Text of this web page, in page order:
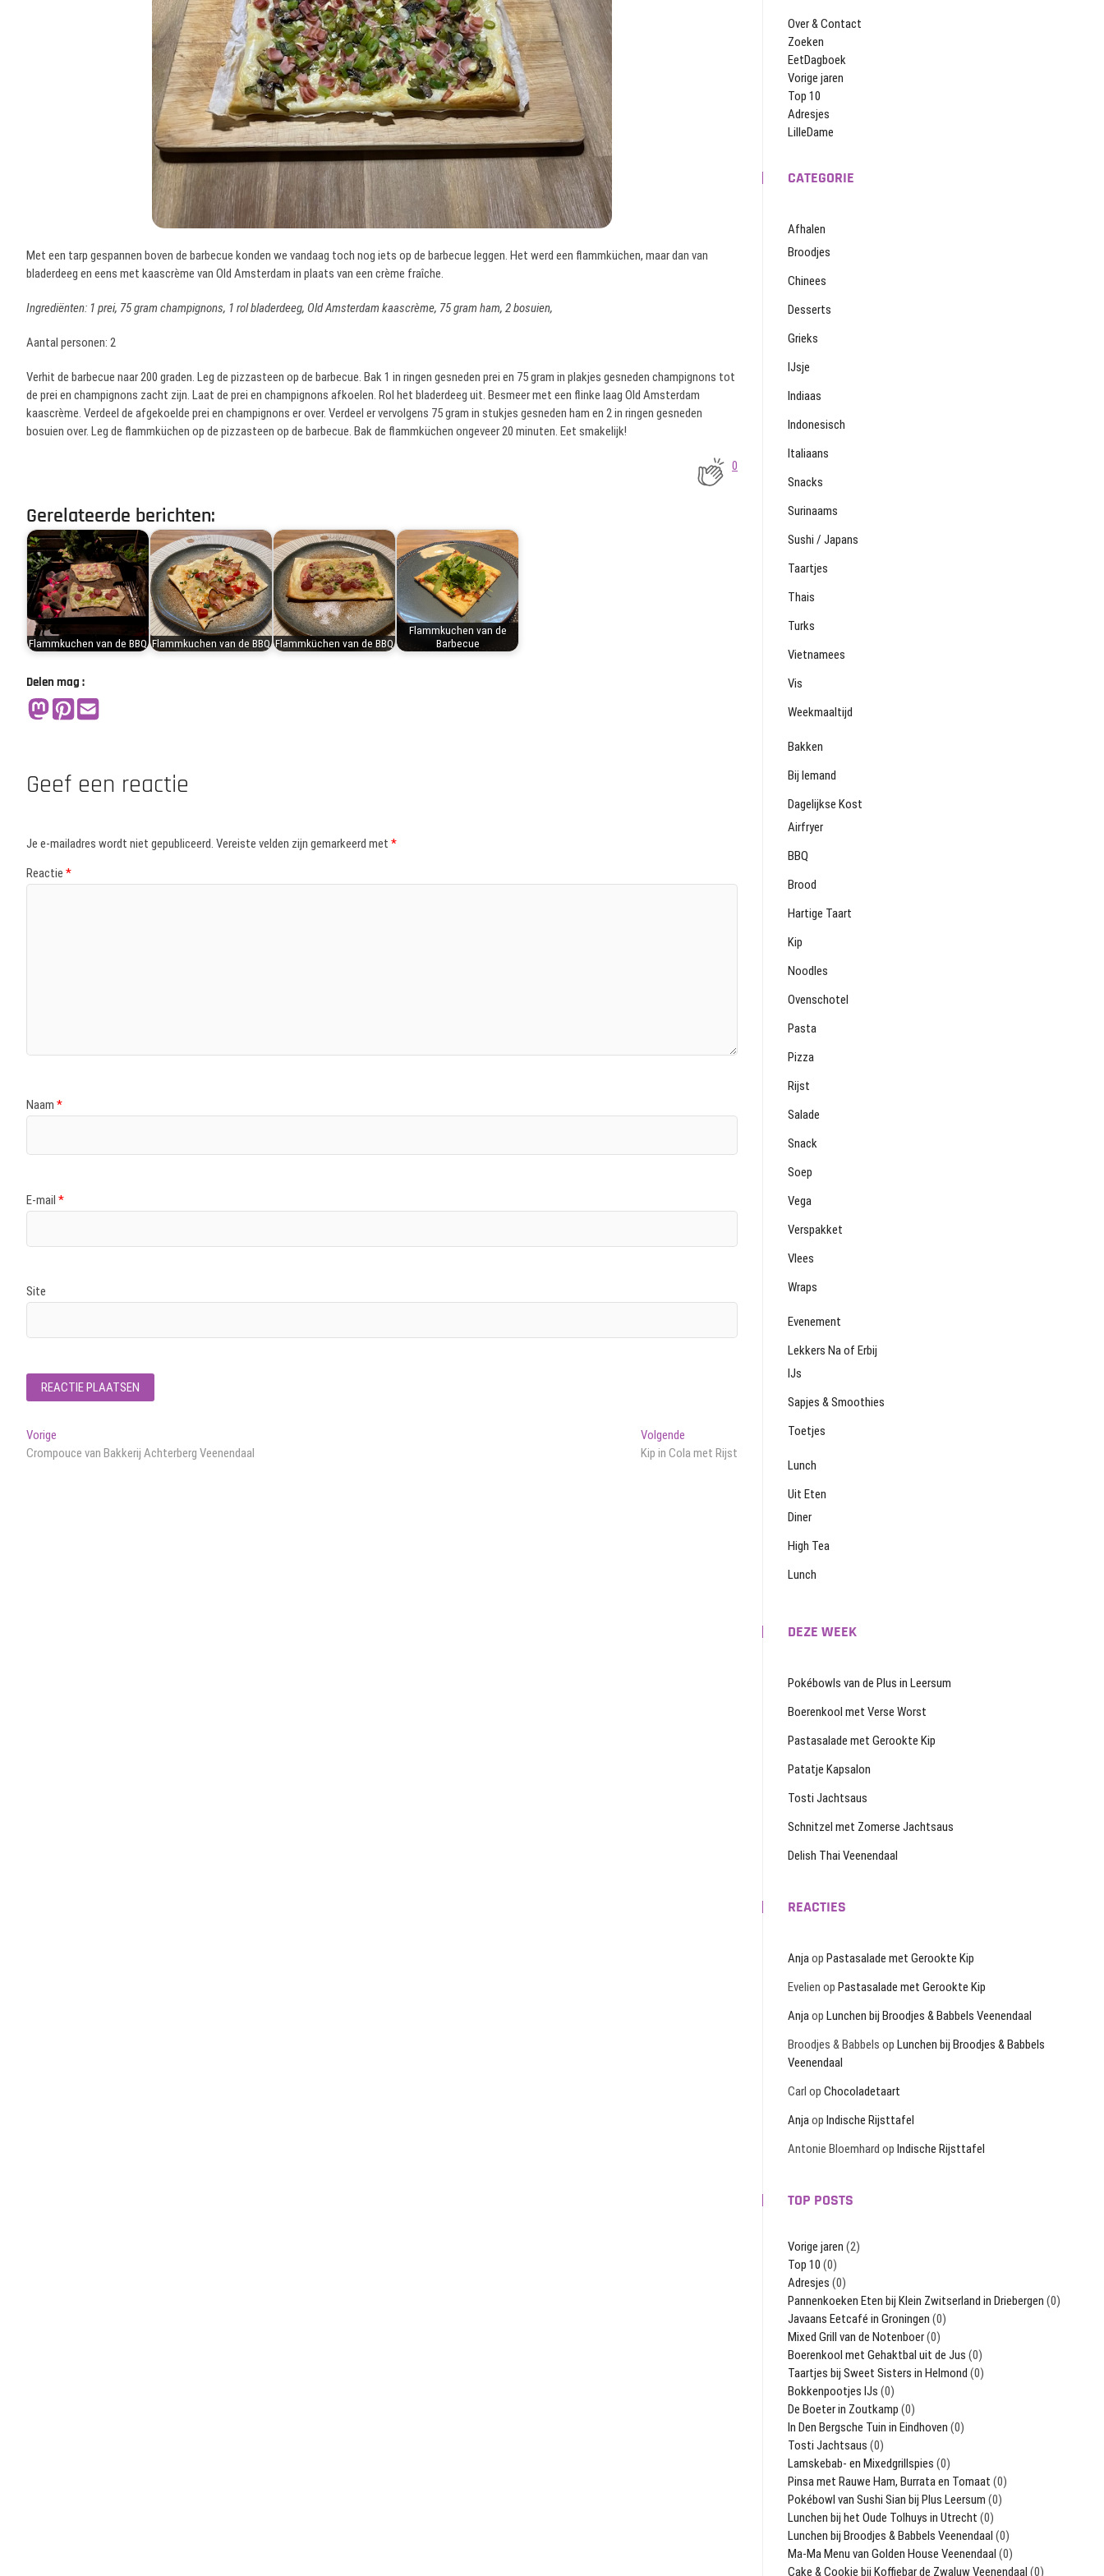
Met een tarp gespannen boven de barbecue konden we vandaag toch nog iets op de barbecue leggen. Het werd een flammküchen, maar dan van
bladerdeeg en eens met kaascrème van Old Amsterdam in plaats van een crème fraîche.
Ingrediënten: 1 prei, 75 gram champignons, 1 rol bladerdeeg, Old Amsterdam kaascrème, 75 gram ham, 2 bosuien,
Aantal personen: 2
Verhit de barbecue naar 200 graden. Leg de pizzasteen op de barbecue. Bak 1 in ringen gesneden prei en 75 gram in plakjes gesneden champignons tot
de prei en champignons zacht zijn. Laat de prei en champignons afkoelen. Rol het bladerdeeg uit. Besmeer met een flinke laag Old Amsterdam
kaascrème. Verdeel de afgekoelde prei en champignons er over. Verdeel er vervolgens 75 gram in stukjes gesneden ham en 2 in ringen gesneden
bosuien over. Leg de flammküchen op de pizzasteen op de barbecue. Bak de flammküchen ongeveer 20 minuten. Eet smakelijk!
0
Gerelateerde berichten:
Flammkuchen van de BBQ Flammkuchen van de BBQ Flammküchen van de BBQ
Flammkuchen van de
Barbecue
Delen mag :
Geef een reactie
Je e-mailadres wordt niet gepubliceerd. Vereiste velden zijn gemarkeerd met *
Reactie *
Naam *
E-mail *
Site
Bericht
navigatie
Vorige
bericht:
Crompouce van Bakkerij Achterberg Veenendaal
Volgende
bericht:
Kip in Cola met Rijst
Over & Contact
Zoeken
EetDagboek
Vorige jaren
Top 10
Adresjes
LilleDame
CATEGORIE
Afhalen
Broodjes
Chinees
Desserts
Grieks
IJsje
Indiaas
Indonesisch
Italiaans
Snacks
Surinaams
Sushi / Japans
Taartjes
Thais
Turks
Vietnamees
Vis
Weekmaaltijd
Bakken
Bij Iemand
Dagelijkse Kost
Airfryer
BBQ
Brood
Hartige Taart
Kip
Noodles
Ovenschotel
Pasta
Pizza
Rijst
Salade
Snack
Soep
Vega
Verspakket
Vlees
Wraps
Evenement
Lekkers Na of Erbij
IJs
Sapjes & Smoothies
Toetjes
Lunch
Uit Eten
Diner
High Tea
Lunch
DEZE WEEK
Pokébowls van de Plus in Leersum
Boerenkool met Verse Worst
Pastasalade met Gerookte Kip
Patatje Kapsalon
Tosti Jachtsaus
Schnitzel met Zomerse Jachtsaus
Delish Thai Veenendaal
REACTIES
Anjaop Pastasalade met Gerookte Kip
Evelien op Pastasalade met Gerookte Kip
Anjaop Lunchen bij Broodjes & Babbels Veenendaal
Broodjes & Babbels op Lunchen bij Broodjes & Babbels
Veenendaal
Carl op Chocoladetaart
Anjaop Indische Rijsttafel
Antonie Bloemhard op Indische Rijsttafel
TOP POSTS
Vorige jaren (2)
Top 10 (0)
Adresjes (0)
Pannenkoeken Eten bij Klein Zwitserland in Driebergen (0)
Javaans Eetcafé in Groningen (0)
Mixed Grill van de Notenboer(0)
Boerenkool met Gehaktbal uit de Jus (0)
Taartjes bij Sweet Sisters in Helmond (0)
Bokkenpootjes IJs (0)
De Boeter in Zoutkamp (0)
In Den Bergsche Tuin in Eindhoven (0)
Tosti Jachtsaus (0)
Lamskebab- en Mixedgrillspies (0)
Pinsa met Rauwe Ham, Burrata en Tomaat (0)
Pokébowl van Sushi Sian bij Plus Leersum (0)
Lunchen bij het Oude Tolhuys in Utrecht (0)
Lunchen bij Broodjes & Babbels Veenendaal (0)
Ma-Ma Menu van Golden House Veenendaal (0)
Cake & Cookie bij Koffiebar de Zwaluw Veenendaal (0)